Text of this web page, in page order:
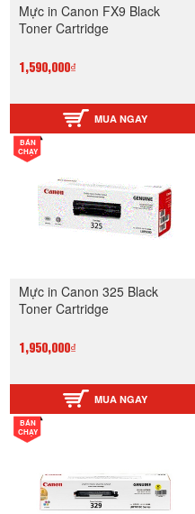
Mực in Canon FX9 Black
Toner Cartridge
1,590,000₫
MUA NGAY
BÁN
CHẠY
Mực in Canon 325 Black
Toner Cartridge
1,950,000₫
MUA NGAY
BÁN
CHẠY